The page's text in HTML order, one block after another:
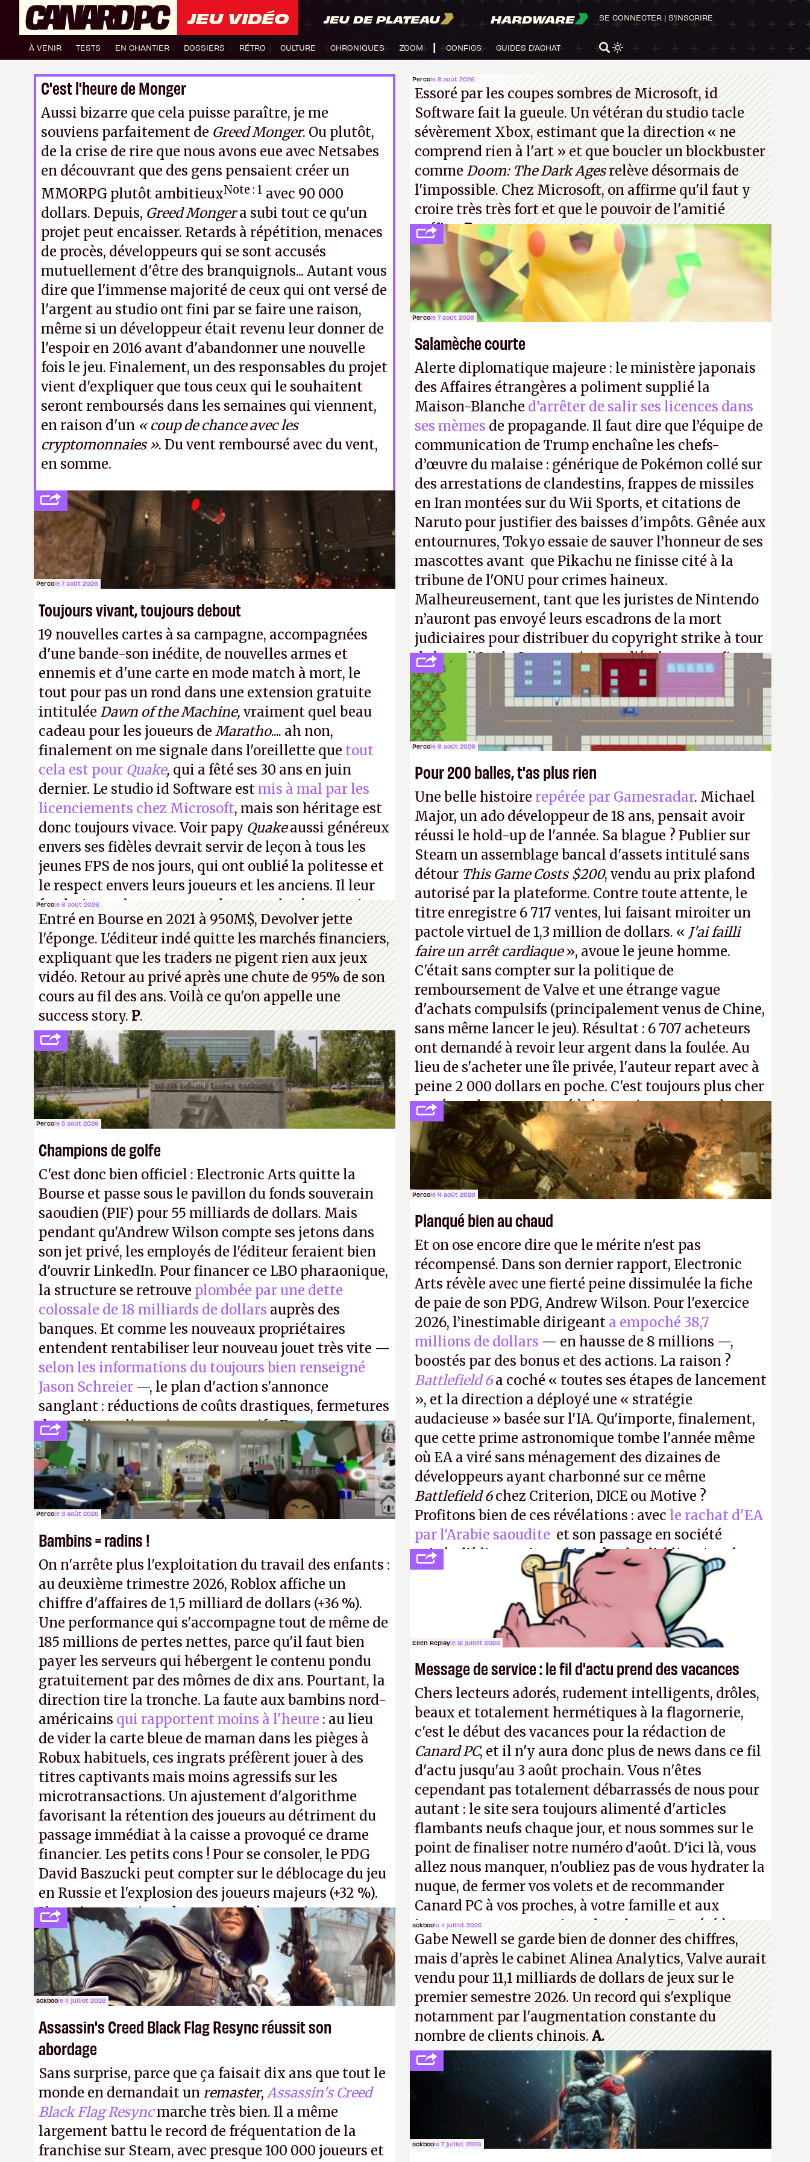
JEU VIDÉO JEU DE PLATEAU HARDWARE
À VENIR TESTS EN CHANTIER DOSSIERS RÉTRO CULTURE CHRONIQUES ZOOM CONFIGS GUIDES D'ACHAT
SE CONNECTER | S'INSCRIRE
C'est l'heure de Monger
Aussi bizarre que cela puisse paraître, je me
souviens parfaitement de Greed Monger. Ou plutôt,
de la crise de rire que nous avons eue avec Netsabes
en découvrant que des gens pensaient créer un
MMORPG plutôt ambitieuxNote : 1 avec 90 000
dollars. Depuis, Greed Mongera subi tout ce qu'un
projet peut encaisser. Retards à répétition, menaces
de procès, développeurs qui se sont accusés
mutuellement d'être des branquignols... Autant vous
dire que l'immense majorité de ceux qui ont versé de
l'argent au studio ont fini par se faire une raison,
même si un développeur était revenu leur donner de
l'espoir en 2016 avant d'abandonner une nouvelle
fois le jeu. Finalement, un des responsables du projet
vient d'expliquer que tous ceux qui le souhaitent
seront remboursés dans les semaines qui viennent,
en raison d'un « coup de chance avec les
cryptomonnaies ». Du vent remboursé avec du vent,
en somme.
Note 1 : Avec du housing non instancié, une économie laissée
aux soins des joueurs, du PvP et bien sûr, du PvE. Rien que ça.
Percole 8 août 2026
Essoré par les coupes sombres de Microsoft, id
Software fait la gueule. Un vétéran du studiotacle
sévèrement Xbox, estimant que la direction« ne
comprend rien à l'art »et que boucler un blockbuster
comme Doom: The Dark Agesrelève désormais de
l'impossible. Chez Microsoft, on affirme qu'il faut y
croire très très fort et que le pouvoir de l'amitié
suffira.P.
Percole 7 août 2026
Toujours vivant, toujours debout
19 nouvelles cartes à sa campagne, accompagnées
d'une bande-son inédite, de nouvelles armes et
ennemis et d'une carte en mode match à mort, le
tout pour pas un rond dans une extension gratuite
intitulée Dawn of the Machine, vraiment quel beau
cadeau pour les joueurs de Maratho.... ah non,
finalement on me signale dans l'oreillette que tout
cela est pour Quake, qui a fêté ses 30 ans en juin
dernier. Le studio id Software est mis à mal par les
licenciements chez Microsoft, mais son héritage est
donc toujours vivace. Voir papy Quakeaussi généreux
envers ses fidèles devrait servir de leçon à tous les
jeunes FPS de nos jours, qui ont oublié la politesse et
le respect envers leurs joueurs et les anciens. Il leur
faudrait une bonne guerre des consoles à ces petits
cons ! P.
Percole 7 août 2026
Salamèche courte
Alerte diplomatique majeure : le ministère japonais
des Affaires étrangères a poliment supplié la
Maison-Blanche d’arrêter de salir ses licences dans
ses mèmes de propagande. Il faut dire que l’équipe de
communication de Trump enchaîne les chefs-
d’œuvre du malaise : générique de Pokémon collé sur
des arrestations de clandestins, frappes de missiles
en Iran montées sur du Wii Sports, et citations de
Naruto pour justifier des baisses d'impôts. Gênée aux
entournures, Tokyo essaie de sauver l’honneur de ses
mascottes avant que Pikachu ne finisse cité à la
tribune de l'ONU pour crimes haineux.
Malheureusement, tant que les juristes de Nintendo
n’auront pas envoyé leurs escadrons de la mort
judiciaires pour distribuer du copyright strike à tour
de bras, l'Oncle Sam continuera d'étaler sa confiture
intellectuelle sur vos souvenirs d'enfance.P.
Percole 6 août 2026
Entré en Bourse en 2021 à 950M$, Devolver jette
l'éponge. L'éditeur indé quitte les marchés financiers,
expliquant que les traders ne pigent rien aux jeux
vidéo. Retour au privé après une chute de 95% de son
cours au fil des ans. Voilà ce qu'on appelle une
success story.P.
Percole 6 août 2026
Pour 200 balles, t'as plus rien
Une belle histoire repérée par Gamesradar. Michael
Major, un ado développeur de 18 ans, pensait avoir
réussi le hold-up de l'année. Sa blague ? Publier sur
Steam un assemblage bancal d'assets intitulé sans
détour This Game Costs $200, vendu au prix plafond
autorisé par la plateforme. Contre toute attente, le
titre enregistre 6 717 ventes, lui faisant miroiter un
pactole virtuel de 1,3 million de dollars. « J'ai failli
faire un arrêt cardiaque», avoue le jeune homme.
C'était sans compter sur la politique de
remboursement de Valve et une étrange vague
d'achats compulsifs (principalement venus de Chine,
sans même lancer le jeu). Résultat : 6 707 acheteurs
ont demandé à revoir leur argent dans la foulée. Au
lieu de s'acheter une île privée, l'auteur repart avec à
peine 2 000 dollars en poche. C'est toujours plus cher
payé que le temps passé à dev, mais ça apprendra aux
petits malins qu'on ne braque pas Gabe Newell aussi
facilement.P.
Percole 5 août 2026
Champions de golfe
C'est donc bien officiel : Electronic Arts quitte la
Bourse et passe sous le pavillon du fonds souverain
saoudien (PIF) pour 55 milliards de dollars. Mais
pendant qu'Andrew Wilson compte ses jetons dans
son jet privé, les employés de l'éditeur feraient bien
d'ouvrir LinkedIn. Pour financer ce LBO pharaonique,
la structure se retrouve plombée par une dette
colossale de 18 milliards de dollars auprès des
banques. Et comme les nouveaux propriétaires
entendent rentabiliser leur nouveau jouet très vite —
selon les informations du toujours bien renseigné
Jason Schreier —, le plan d'action s'annonce
sanglant : réductions de coûts drastiques, fermetures
de studios et licenciements massifs. En gros, essorer
FCet Battlefield, puis virer le reste.P.
Percole 4 août 2026
Planqué bien au chaud
Et on ose encore dire que le mérite n'est pas
récompensé. Dans son dernier rapport, Electronic
Arts révèle avec une fierté peine dissimulée la fiche
de paie de son PDG, Andrew Wilson. Pour l'exercice
2026, l’inestimable dirigeant a empoché 38,7
millions de dollars — en hausse de 8 millions —,
boostés par des bonus et des actions. La raison ?
Battlefield 6a coché « toutes ses étapes de lancement
», et la direction a déployé une « stratégie
audacieuse » basée sur l'IA. Qu'importe, finalement,
que cette prime astronomique tombe l'année même
où EA a viré sans ménagement des dizaines de
développeurs ayant charbonné sur ce même
Battlefield 6chez Criterion, DICE ou Motive ?
Profitons bien de ces révélations : avec le rachat d'EA
par l'Arabie saoudite et son passage en société
privée, l'éditeur n'aura bientôt plus l'obligation de
publier ses bilans. Encore une victoire pour la
Percole 3 août 2026
Bambins = radins !
On n'arrête plus l'exploitation du travail des enfants :
au deuxième trimestre 2026, Roblox affiche un
chiffre d'affaires de 1,5 milliard de dollars (+36 %).
Une performance qui s'accompagne tout de même de
185 millions de pertes nettes, parce qu'il faut bien
payer les serveurs qui hébergent le contenu pondu
gratuitement par des mômes de dix ans. Pourtant, la
direction tire la tronche. La faute aux bambins nord-
américains qui rapportent moins à l'heure : au lieu
de vider la carte bleue de maman dans les pièges à
Robux habituels, ces ingrats préfèrent jouer à des
titres captivants mais moins agressifs sur les
microtransactions. Un ajustement d'algorithme
favorisant la rétention des joueurs au détriment du
passage immédiat à la caisse a provoqué ce drame
financier. Les petits cons ! Pour se consoler, le PDG
David Baszucki peut compter sur le déblocage du jeu
en Russie et l'explosion des joueurs majeurs (+32 %).
L'avenir appartient donc aux adultes, qui ne sont
jamais que des enfants avec du pouvoir d'achat.P.
Ellen Replayle 12 juillet 2026
Message de service : le fil d'actu prend des vacances
Chers lecteurs adorés, rudement intelligents, drôles,
beaux et totalement hermétiques à la flagornerie,
c'est le début des vacances pour la rédaction de
Canard PC, et il n'y aura donc plus de news dans ce fil
d'actu jusqu'au 3 août prochain. Vous n'êtes
cependant pas totalement débarrassés de nous pour
autant : le site sera toujours alimenté d'articles
flambants neufs chaque jour, et nous sommes sur le
point de finaliser notre numéro d'août. D'ici là, vous
allez nous manquer, n'oubliez pas de vous hydrater la
nuque, de fermer vos volets et de recommander
Canard PC à vos proches, à votre famille et aux
inconnus que vous croisez dans la rue. Bon été à tous
! –ER.
ackboole 11 juillet 2026
Assassin's Creed Black Flag Resync réussit son
abordage
Sans surprise, parce que ça faisait dix ans que tout le
monde en demandait un remaster, Assassin's Creed
Black Flag Resyncmarche très bien. Il a même
largement battu le record de fréquentation de la
franchise sur Steam, avec presque 100 000 joueurs et
ackboole 11 juillet 2026
Gabe Newell se garde bien de donner des chiffres,
mais d'après le cabinet Alinea Analytics, Valve aurait
vendu pour 11,1 milliards de dollars de jeux sur le
premier semestre 2026. Un record qui s'explique
notamment par l'augmentation constante du
nombre de clients chinois.A.
ackboole 7 juillet 2026